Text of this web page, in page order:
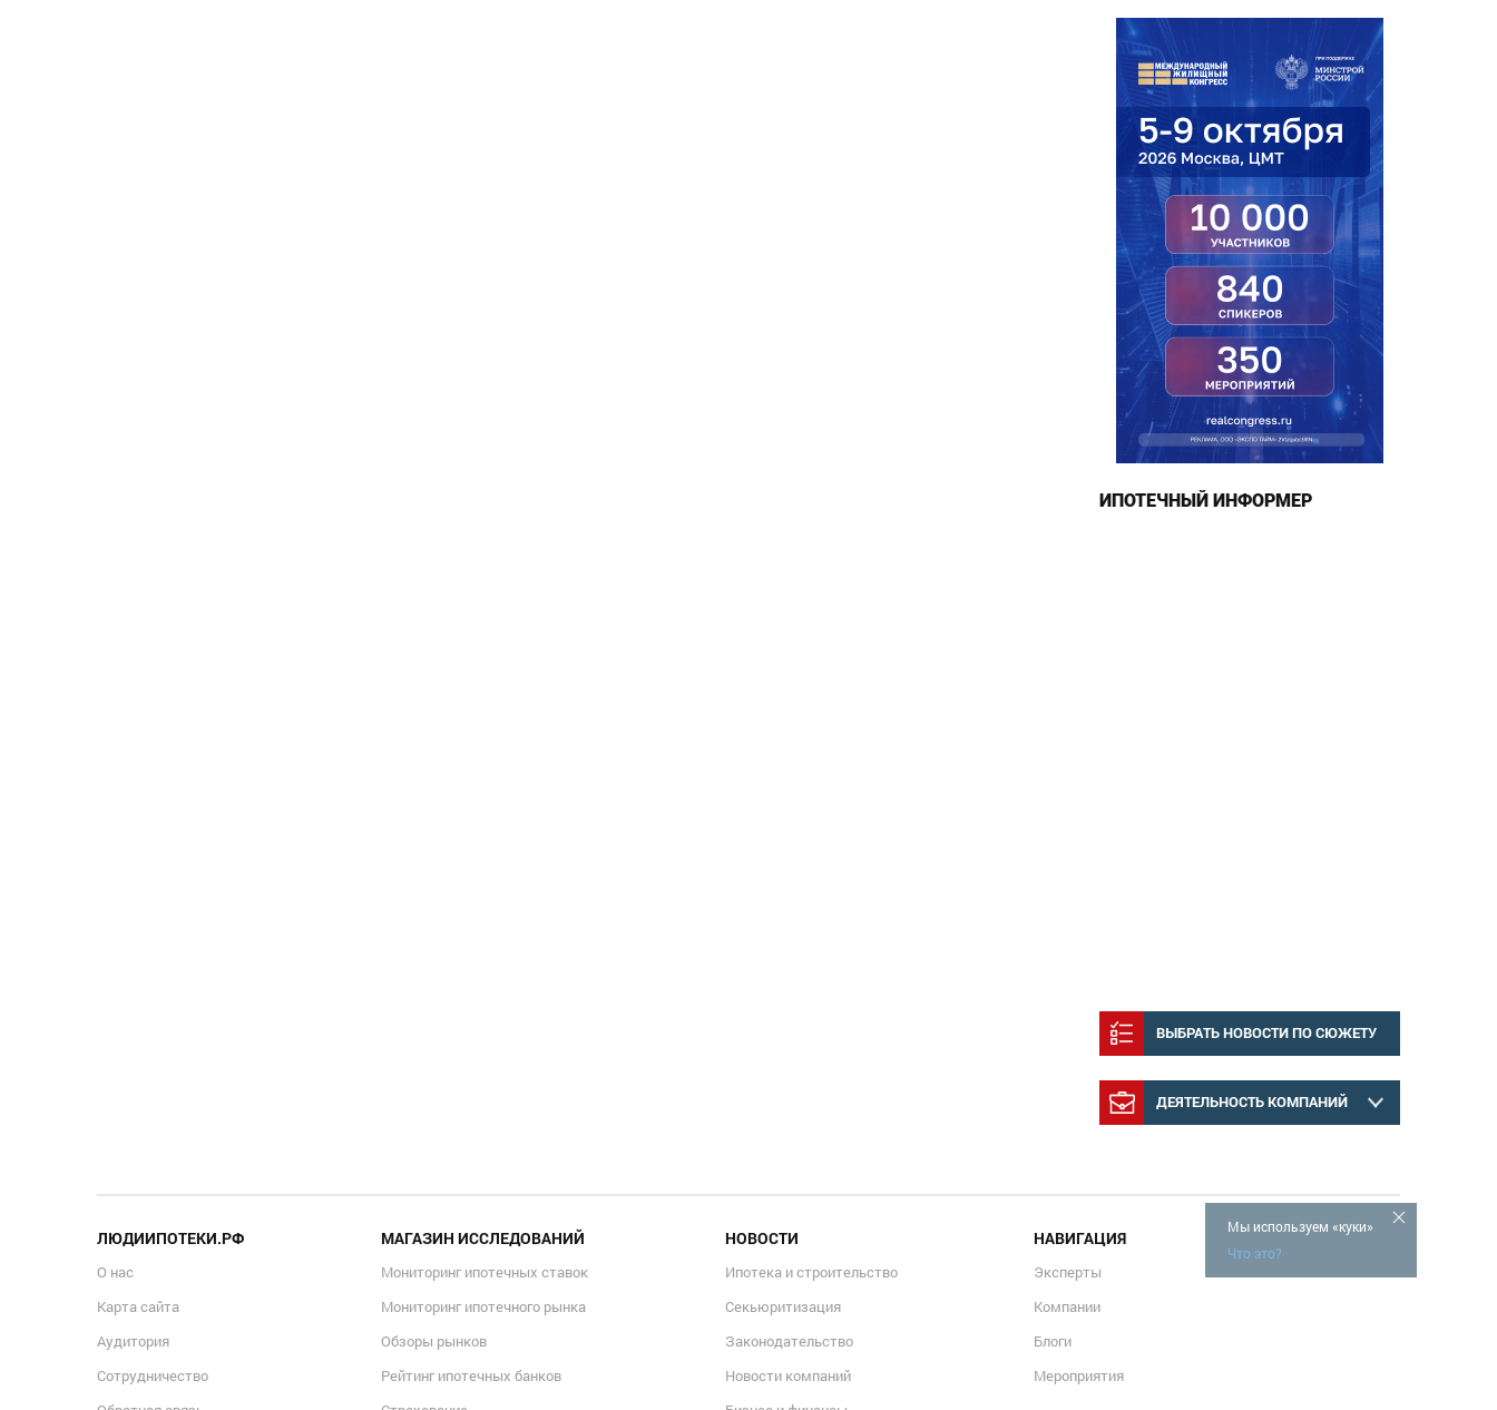
ИПОТЕЧНЫЙ ИНФОРМЕР
ВЫБРАТЬ НОВОСТИ ПО СЮЖЕТУ
ДЕЯТЕЛЬНОСТЬ КОМПАНИЙ
Мы используем «куки»
Что это?
ЛЮДИИПОТЕКИ.РФ
О нас
Карта сайта
Аудитория
Сотрудничество
МАГАЗИН ИССЛЕДОВАНИЙ
Мониторинг ипотечных ставок
Мониторинг ипотечного рынка
Обзоры рынков
Рейтинг ипотечных банков
НОВОСТИ
Ипотека и строительство
Секьюритизация
Законодательство
Новости компаний
НАВИГАЦИЯ
Эксперты
Компании
Блоги
Мероприятия